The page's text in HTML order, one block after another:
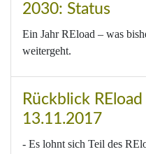
2030: Status
Ein Jahr REload – was
weitergeht.
Rückblick
13.11.2017
- Es lohnt sich Teil des